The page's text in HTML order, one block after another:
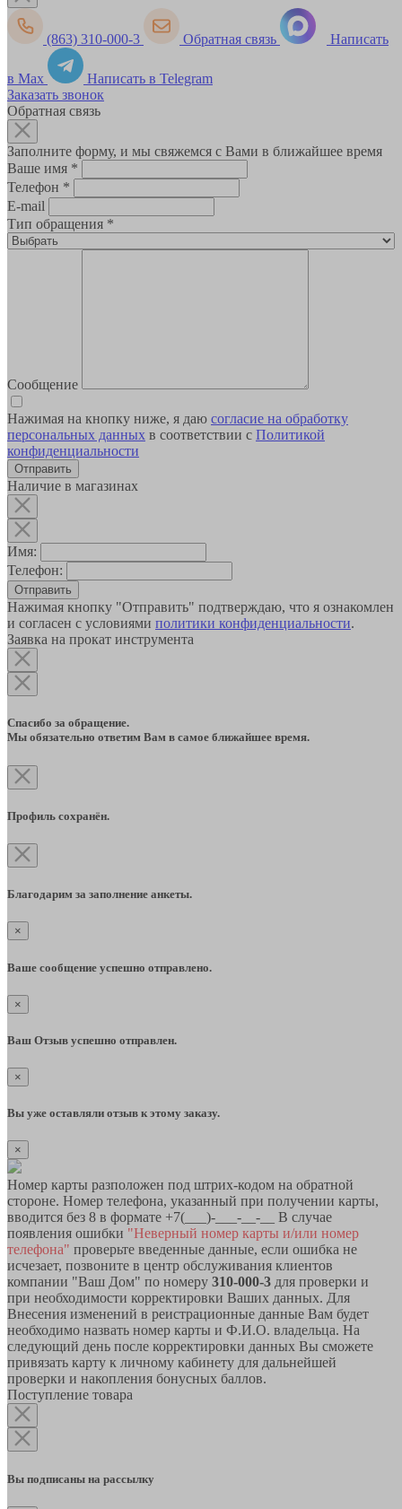
(863) 310-000-3 Обратная связь Написать
в Max
Написать в Telegram
Заказать звонок
Обратная связь
Заполните форму, и мы свяжемся с Вами в ближайшее время
Ваше имя *
Телефон *
E-mail
Тип обращения *
Сообщение
Нажимая на кнопку ниже, я даю согласие на обработку
персональных данных в соответствии с Политикой
конфиденциальности
Наличие в магазинах
Имя:
Телефон:
Отправить
Нажимая кнопку "Отправить" подтверждаю, что я ознакомлен
и согласен с условиями политики конфиденциальности.
Заявка на прокат инструмента
Спасибо за обращение.
Мы обязательно ответим Вам в самое ближайшее время.
Профиль сохранён.
Благодарим за заполнение анкеты.
×
Ваше сообщение успешно отправлено.
×
Ваш Отзыв успешно отправлен.
×
Вы уже оставляли отзыв к этому заказу.
×
Номер карты разположен под штрих-кодом на обратной
стороне. Номер телефона, указанный при получении карты,
вводится без 8 в формате +7(___)-___-__-__ В случае
появления ошибки "Неверный номер карты и/или номер
телефона" проверьте введенные данные, если ошибка не
исчезает, позвоните в центр обслуживания клиентов
компании "Ваш Дом" по номеру 310-000-3 для проверки и
при необходимости корректировки Ваших данных. Для
Внесения изменений в реистрационные данные Вам будет
необходимо назвать номер карты и Ф.И.О. владельца. На
следующий день после корректировки данных Вы сможете
привязать карту к личному кабинету для дальнейшей
проверки и накопления бонусных баллов.
Поступление товара
Вы подписаны на рассылку